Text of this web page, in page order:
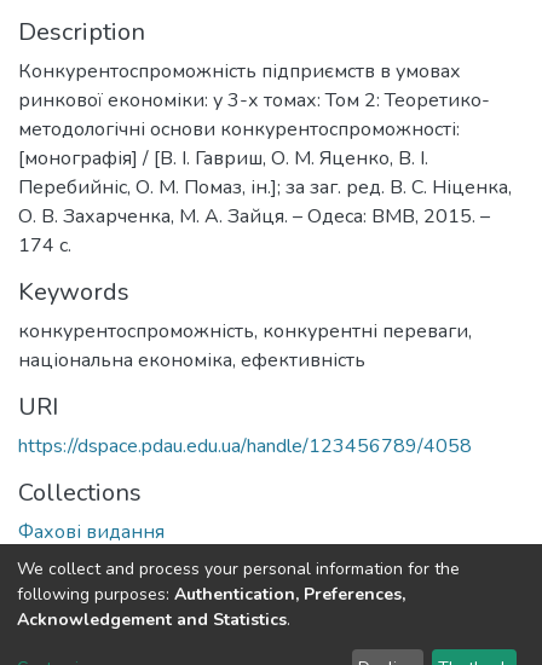
Description
Конкурентоспроможність підприємств в умовах
ринкової економіки: у 3-х томах: Том 2: Теоретико-
методологічні основи конкурентоспроможності:
[монографія] / [В. І. Гавриш, О. М. Яценко, В. І.
Перебийніс, О. М. Помаз, ін.]; за заг. ред. В. С. Ніценка,
О. В. Захарченка, М. А. Зайця. – Одеса: ВМВ, 2015. –
174 с.
Keywords
конкурентоспроможність, конкурентні переваги,
національна економіка, ефективність
URI
https://dspace.pdau.edu.ua/handle/123456789/4058
Collections
Фахові видання
Full item page
We collect and process your personal information for the
following purposes: Authentication, Preferences,
Acknowledgement and Statistics.